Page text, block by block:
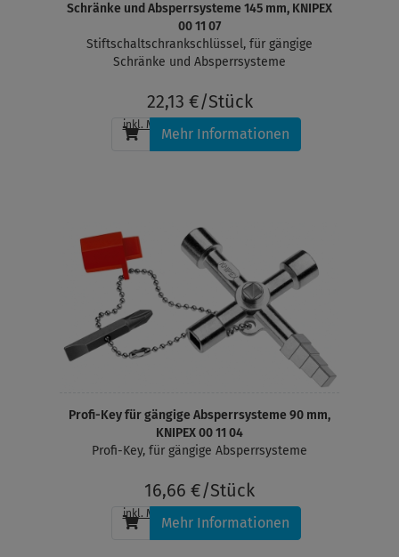
Schränke und Absperrsysteme 145 mm, KNIPEX
00 11 07
Stiftschaltschrankschlüssel, für gängige
Schränke und Absperrsysteme
22,13 €/Stück
inkl. MwSt. , zzgl. Versandkosten
Mehr Informationen
Profi-Key für gängige Absperrsysteme 90 mm,
KNIPEX 00 11 04
Profi-Key, für gängige Absperrsysteme
16,66 €/Stück
inkl. MwSt. , zzgl. Versandkosten
Mehr Informationen